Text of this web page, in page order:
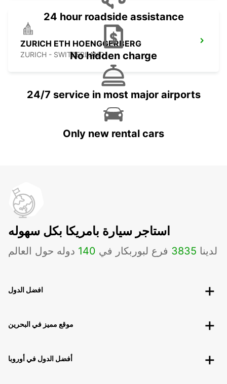
ZURICH ETH HOENGGERBERG
ZURICH - SWITZERLAND
24 hour roadside assistance
No hidden charge
24/7 service in most major airports
Only new rental cars
استاجر سيارة بامريكا بكل سهوله
لدينا 3835 فرع لبوربكار في 140 دوله حول العالم
افضل الدول
موقع مميز في البحرين
أفضل الدول في أوروبا